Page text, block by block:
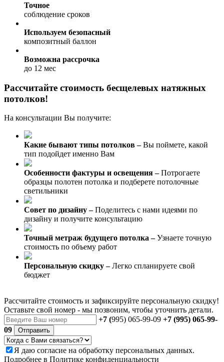
Точное
соблюдение сроков
Используем безопасный
композитный баллон
Возможна рассрочка
до 12 мес
Рассчитайте стоимость бесщелевых натяжных
потолков!
На консультации Вы получите:
Какие бывают типы потолков –Вы поймете, какой
тип подойдет именно Вам
Особенности фактуры и освещения –Потрогаете
образцы полотен потолка и подберете потолочные
светильники
Совет по дизайну –Поделитесь с нами идеями по
дизайну и получите консультацию
Точный метраж будущего потолка –Узнаете точную
стоимость по объему работ
Персональную скидку –Легко спланируете свой
бюджет
Рассчитайте стоимость и зафиксируйте персональную скидку!
Оставьте свой номер - мы позвоним, чтобы уточнить детали.
+7 (995) 065-99-09 +7 (995) 065-99-
09
Отправить
Я даю согласие на обработку персональных данных.
Подробнее в Политике конфиденциальности